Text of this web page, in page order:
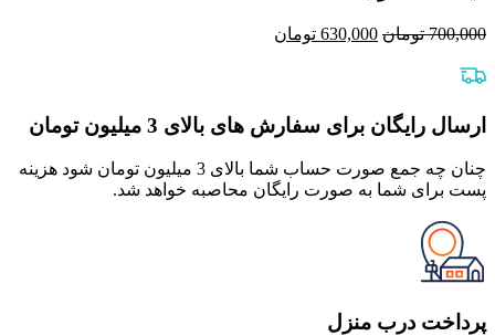
700,000 تومان قیمت
630,000 تومان
ارسال رایگان برای سفارش های بالای 3 میلیون تومان
چنان چه جمع صورت حساب شما بالای 3 میلیون تومان شود هزینه
پست برای شما به صورت رایگان محاصبه خواهد شد.
پرداخت درب منزل